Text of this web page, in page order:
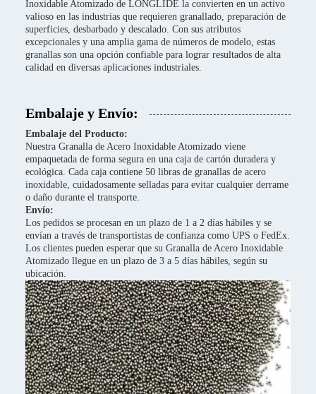
Inoxidable Atomizado de LONGLIDE la convierten en un activo
valioso en las industrias que requieren granallado, preparación de
superficies, desbarbado y descalado. Con sus atributos
excepcionales y una amplia gama de números de modelo, estas
granallas son una opción confiable para lograr resultados de alta
calidad en diversas aplicaciones industriales.
Embalaje y Envío:
Embalaje del Producto:
Nuestra Granalla de Acero Inoxidable Atomizado viene
empaquetada de forma segura en una caja de cartón duradera y
ecológica. Cada caja contiene 50 libras de granallas de acero
inoxidable, cuidadosamente selladas para evitar cualquier derrame
o daño durante el transporte.
Envío:
Los pedidos se procesan en un plazo de 1 a 2 días hábiles y se
envían a través de transportistas de confianza como UPS o FedEx.
Los clientes pueden esperar que su Granalla de Acero Inoxidable
Atomizado llegue en un plazo de 3 a 5 días hábiles, según su
ubicación.